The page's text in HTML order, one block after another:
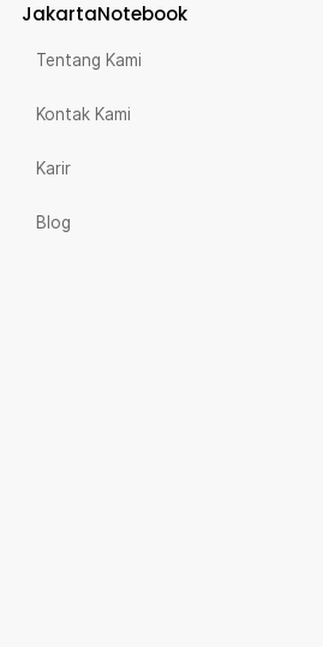
JakartaNotebook
Tentang Kami
Kontak Kami
Karir
Blog